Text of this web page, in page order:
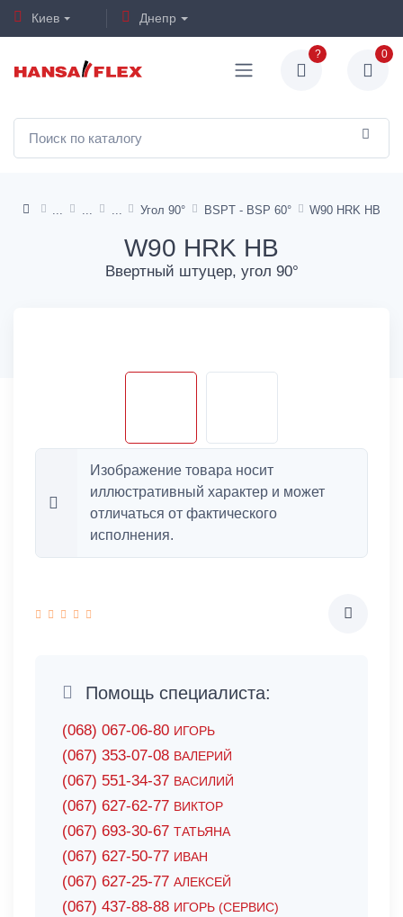
Киев Днепр
? 0
Угол 90° BSPT - BSP 60° W90 HRK HB
W90 HRK HB
Ввертный штуцер, угол 90°
Изображение товара носит
иллюстративный характер и может
отличаться от фактического
исполнения.
Помощь специалиста:
(068) 067-06-80 ИГОРЬ
(067) 353-07-08 ВАЛЕРИЙ
(067) 551-34-37 ВАСИЛИЙ
(067) 627-62-77 ВИКТОР
(067) 693-30-67 ТАТЬЯНА
(067) 627-50-77 ИВАН
(067) 627-25-77 АЛЕКСЕЙ
(067) 437-88-88 ИГОРЬ (СЕРВИС)